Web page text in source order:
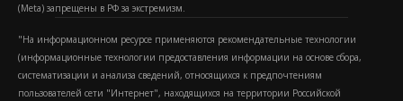
(Metа) запрещены в РФ за экстремизм.
"На информационном ресурсе применяются рекомендательные технологии
(информационные технологии предоставления информации на основе сбора,
систематизации и анализа сведений, относящихся к предпочтениям
пользователей сети "Интернет", находящихся на территории Российской